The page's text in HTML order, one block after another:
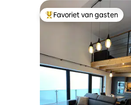
Topfavoriet van gasten
Favoriet van gasten